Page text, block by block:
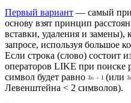
Первый вариант — самый
основу взят принцип
вставки, удаления и
запросе, используя большое
Если строка (слово) состоит
операторов LIKE при поиске
символ будет равно
(или
Левенштейна < 2 символов).